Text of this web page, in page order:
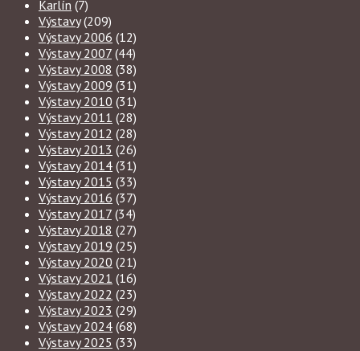
Karlín (7)
Výstavy(209)
Výstavy 2006 (12)
Výstavy 2007 (44)
Výstavy 2008 (38)
Výstavy 2009 (31)
Výstavy 2010 (31)
Výstavy 2011 (28)
Výstavy 2012 (28)
Výstavy 2013 (26)
Výstavy 2014 (31)
Výstavy 2015 (33)
Výstavy 2016 (37)
Výstavy 2017 (34)
Výstavy 2018 (27)
Výstavy 2019 (25)
Výstavy 2020 (21)
Výstavy 2021 (16)
Výstavy 2022 (23)
Výstavy 2023 (29)
Výstavy 2024 (68)
Výstavy 2025 (33)